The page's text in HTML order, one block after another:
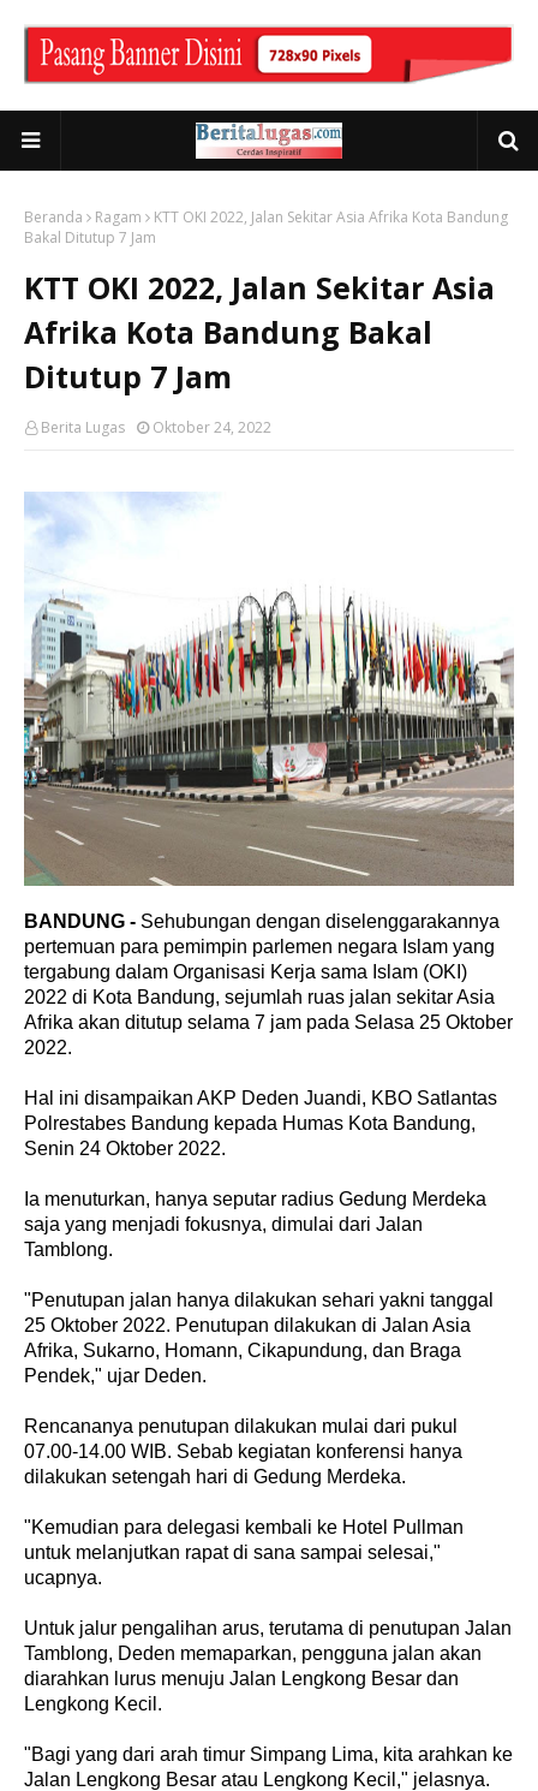
Beranda Ragam
KTT OKI 2022, Jalan Sekitar Asia Afrika Kota Bandung
Bakal Ditutup 7 Jam
KTT OKI 2022, Jalan Sekitar Asia
Afrika Kota Bandung Bakal
Ditutup 7 Jam
Berita Lugas Oktober 24, 2022
BANDUNG - Sehubungan dengan diselenggarakannya
pertemuan para pemimpin parlemen negara Islam yang
tergabung dalam Organisasi Kerja sama Islam (OKI)
2022 di Kota Bandung, sejumlah ruas jalan sekitar Asia
Afrika akan ditutup selama 7 jam pada Selasa 25 Oktober
2022.
Hal ini disampaikan AKP Deden Juandi, KBO Satlantas
Polrestabes Bandung kepada Humas Kota Bandung,
Senin 24 Oktober 2022.
Ia menuturkan, hanya seputar radius Gedung Merdeka
saja yang menjadi fokusnya, dimulai dari Jalan
Tamblong.
"Penutupan jalan hanya dilakukan sehari yakni tanggal
25 Oktober 2022. Penutupan dilakukan di Jalan Asia
Afrika, Sukarno, Homann, Cikapundung, dan Braga
Pendek," ujar Deden.
Rencananya penutupan dilakukan mulai dari pukul
07.00-14.00 WIB. Sebab kegiatan konferensi hanya
dilakukan setengah hari di Gedung Merdeka.
"Kemudian para delegasi kembali ke Hotel Pullman
untuk melanjutkan rapat di sana sampai selesai,"
ucapnya.
Untuk jalur pengalihan arus, terutama di penutupan Jalan
Tamblong, Deden memaparkan, pengguna jalan akan
diarahkan lurus menuju Jalan Lengkong Besar dan
Lengkong Kecil.
"Bagi yang dari arah timur Simpang Lima, kita arahkan ke
Jalan Lengkong Besar atau Lengkong Kecil," jelasnya.